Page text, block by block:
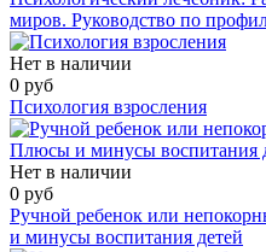
миров. Руководство по
Нет в наличии
0 руб
Психология взросления
Нет в наличии
0 руб
Ручной ребенок или
и минусы воспитания детей